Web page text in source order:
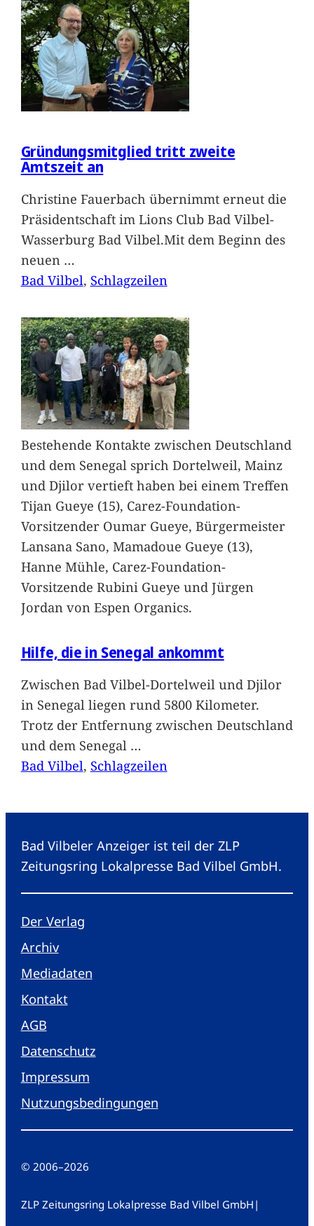
Gründungsmitglied tritt zweite
Amtszeit an
Christine Fauerbach übernimmt erneut die
Präsidentschaft im Lions Club Bad Vilbel-
Wasserburg Bad Vilbel.Mit dem Beginn des
neuen …
Bad Vilbel, Schlagzeilen
Bestehende Kontakte zwischen Deutschland
und dem Senegal sprich Dortelweil, Mainz
und Djilor vertieft haben bei einem Treffen
Tijan Gueye (15), Carez-Foundation-
Vorsitzender Oumar Gueye, Bürgermeister
Lansana Sano, Mamadoue Gueye (13),
Hanne Mühle, Carez-Foundation-
Vorsitzende Rubini Gueye und Jürgen
Jordan von Espen Organics.
Hilfe, die in Senegal ankommt
Zwischen Bad Vilbel-Dortelweil und Djilor
in Senegal liegen rund 5800 Kilometer.
Trotz der Entfernung zwischen Deutschland
und dem Senegal …
Bad Vilbel, Schlagzeilen
Bad Vilbeler Anzeiger ist teil der ZLP
Zeitungsring Lokalpresse Bad Vilbel GmbH.
Der Verlag
Archiv
Mediadaten
Kontakt
AGB
Datenschutz
Impressum
Nutzungsbedingungen
© 2006–2026
ZLP Zeitungsring Lokalpresse Bad Vilbel GmbH |